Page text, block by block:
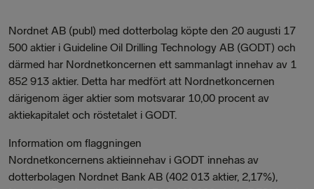
Nordnet AB (publ) med dotterbolag köpte den 20 augusti 17
500 aktier i Guideline Oil Drilling Technology AB (GODT) och
därmed har Nordnetkoncernen ett sammanlagt innehav av 1
852 913 aktier. Detta har medfört att Nordnetkoncernen
därigenom äger aktier som motsvarar 10,00 procent av
aktiekapitalet och röstetalet i GODT.
Information om flaggningen
Nordnetkoncernens aktieinnehav i GODT innehas av
dotterbolagen Nordnet Bank AB (402 013 aktier, 2,17%),